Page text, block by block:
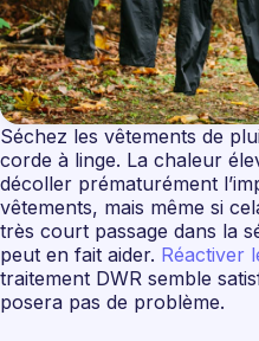
Séchez les vêtements de
corde à linge. La chaleur
décoller prématurément
vêtements, mais même si
très court passage dans la
peut en fait aider. Réactiver
traitement DWR semble
posera pas de problème.